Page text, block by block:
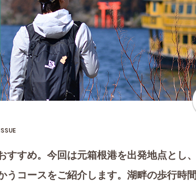
すめ。今回は元箱根港を出発地点とし、
コースをご紹介します。湖畔の歩行時間